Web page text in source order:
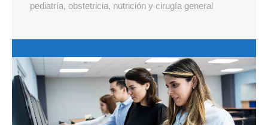
pediatría, obstetricia, nutrición y cirugía general